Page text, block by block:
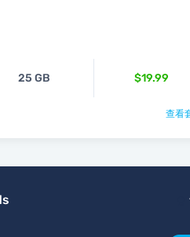
25 GB $19.99
查看